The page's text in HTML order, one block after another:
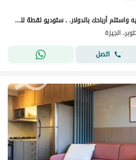
ستوديو للبيع: استثمر بالجنيه واستلم أرباحك بالدولار. . ستوديو لقطة للبيع بالتقسيط في بيراميدز ويلز اكتوبر بجوار المتحف الكبير
اتصل